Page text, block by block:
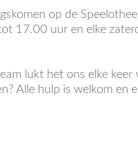
op de
17.00 uur en elke
lukt het ons elke keer
Alle hulp is welkom en